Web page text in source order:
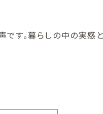
す。暮らしの中の実感